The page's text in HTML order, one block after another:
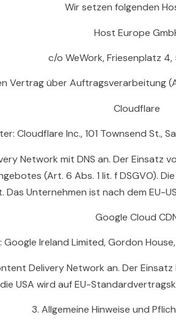
Wir setzen folgenden
Host Europe
c/o WeWork, Friesenplatz 4,
Vertrag über Auftragsverarbeitung
Cloudflare
Cloudflare Inc., 101 Townsend St.,
Network mit DNS an. Der Einsatz
(Art. 6 Abs. 1 lit. f DSGVO).
Das Unternehmen ist nach dem EU-
Google Cloud
Google Ireland Limited, Gordon
Delivery Network an. Der
USA wird auf EU-
3. Allgemeine Hinweise und